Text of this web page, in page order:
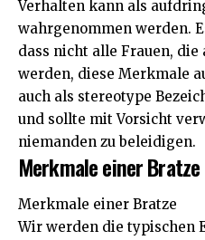
Verhalten kann als
wahrgenommen werden.
dass nicht alle Frauen, die
werden, diese Merkmale
auch als stereotype
und sollte mit Vorsicht
niemanden zu beleidigen.
Merkmale einer Bratze
Merkmale einer Bratze
Wir werden die typischen